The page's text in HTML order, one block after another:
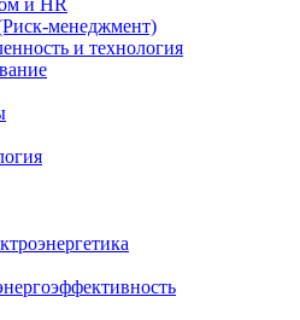
и HR
менеджмент)
и технология